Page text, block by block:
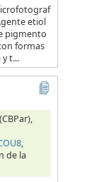
etiol
pigmento
formas
t...
,
de la